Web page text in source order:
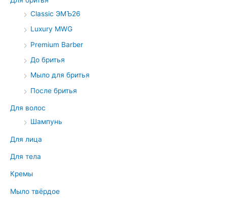
Classic ЭМЪ26
Luxury MWG
Premium Barber
До бритья
Мыло для бритья
После бритья
Для волос
Шампунь
Для лица
Для тела
Кремы
Мыло твёрдое